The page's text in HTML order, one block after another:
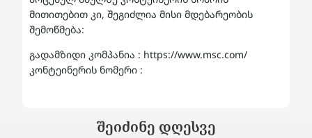
მითითებით კი, შეგიძლია მისი მდებარეობის
შემოწმება:
გადამზიდი კომპანია : https://www.msc.com/
კონტეინერის ნომერი :
შეიძინე დღესვე